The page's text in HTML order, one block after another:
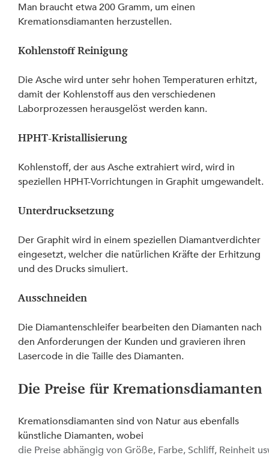
Man braucht etwa 200 Gramm, um einen
Kremationsdiamanten herzustellen.
Kohlenstoff Reinigung
Die Asche wird unter sehr hohen Temperaturen erhitzt,
damit der Kohlenstoff aus den verschiedenen
Laborprozessen herausgelöst werden kann.
HPHT-Kristallisierung
Kohlenstoff, der aus Asche extrahiert wird, wird in
speziellen HPHT-Vorrichtungen in Graphit umgewandelt.
Unterdrucksetzung
Der Graphit wird in einem speziellen Diamantverdichter
eingesetzt, welcher die natürlichen Kräfte der Erhitzung
und des Drucks simuliert.
Ausschneiden
Die Diamantenschleifer bearbeiten den Diamanten nach
den Anforderungen der Kunden und gravieren ihren
Lasercode in die Taille des Diamanten.
Die Preise für Kremationsdiamanten
Kremationsdiamanten sind von Natur aus ebenfalls
künstliche Diamanten, wobei
die Preise abhängig von Größe, Farbe, Schliff, Reinheit